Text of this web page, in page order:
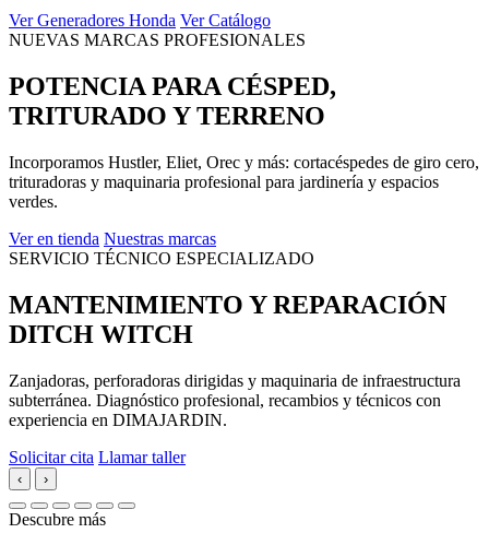
Ver Generadores Honda Ver Catálogo
NUEVAS MARCAS PROFESIONALES
POTENCIA PARA CÉSPED,
TRITURADO Y TERRENO
Incorporamos Hustler, Eliet, Orec y más: cortacéspedes de giro cero,
trituradoras y maquinaria profesional para jardinería y espacios
verdes.
Ver en tienda Nuestras marcas
SERVICIO TÉCNICO ESPECIALIZADO
MANTENIMIENTO Y REPARACIÓN
DITCH WITCH
Zanjadoras, perforadoras dirigidas y maquinaria de infraestructura
subterránea. Diagnóstico profesional, recambios y técnicos con
experiencia en DIMAJARDIN.
Solicitar cita Llamar taller
‹ ›
Descubre más